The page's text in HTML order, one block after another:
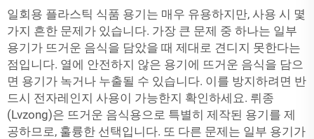
일회용 플라스틱 식품 용기는 매우 유용하지만, 사용 시 몇
가지 흔한 문제가 있습니다. 가장 큰 문제 중 하나는 일부
용기가 뜨거운 음식을 담았을 때 제대로 견디지 못한다는
점입니다. 열에 안전하지 않은 용기에 뜨거운 음식을 담으
면 용기가 녹거나 누출될 수 있습니다. 이를 방지하려면 반
드시 전자레인지 사용이 가능한지 확인하세요. 뤼종
(Lvzong)은 뜨거운 음식용으로 특별히 제작된 용기를 제
공하므로, 훌륭한 선택입니다. 또 다른 문제는 일부 용기가